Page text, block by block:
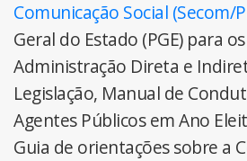
Comunicação Social (Secom/
Geral do Estado (PGE) para
Administração Direta e
Legislação, Manual de
Agentes Públicos em Ano
Guia de orientações sobre a